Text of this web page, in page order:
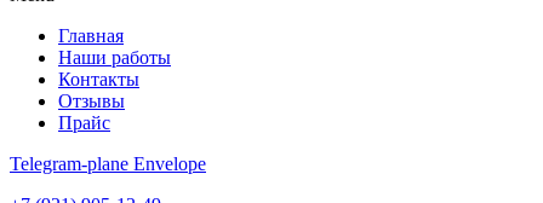
Главная
Наши работы
Контакты
Отзывы
Прайс
Telegram-plane Envelope